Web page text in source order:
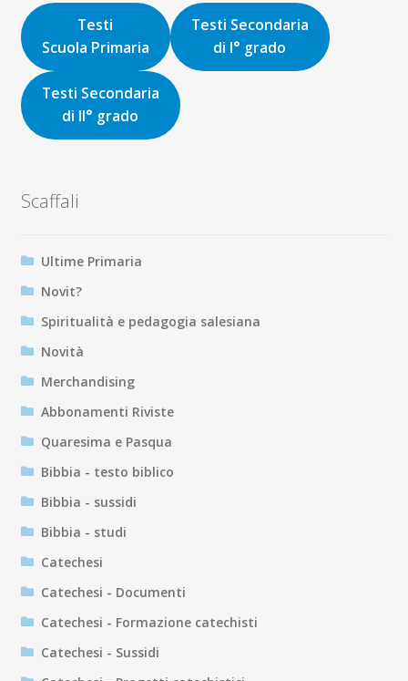
16,00€.15,20€.
Testi
Scuola Primaria
Testi Secondaria
di I° grado
Testi Secondaria
di II° grado
Scaffali
Ultime Primaria
Novit?
Spiritualità e pedagogia salesiana
Novità
Merchandising
Abbonamenti Riviste
Quaresima e Pasqua
Bibbia - testo biblico
Bibbia - sussidi
Bibbia - studi
Catechesi
Catechesi - Documenti
Catechesi - Formazione catechisti
Catechesi - Sussidi